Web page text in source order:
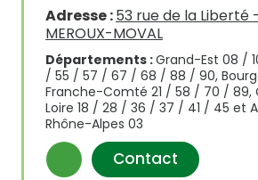
Adresse :53 rue de la Liberté
MEROUX-MOVAL
Départements :Grand-Est 08 /
/ 55 / 57 / 67 / 68 / 88 / 90,
Franche-Comté 21 / 58 / 70 / 89,
Loire 18 / 28 / 36 / 37 / 41 / 45 et
Rhône-Alpes 03
Contact